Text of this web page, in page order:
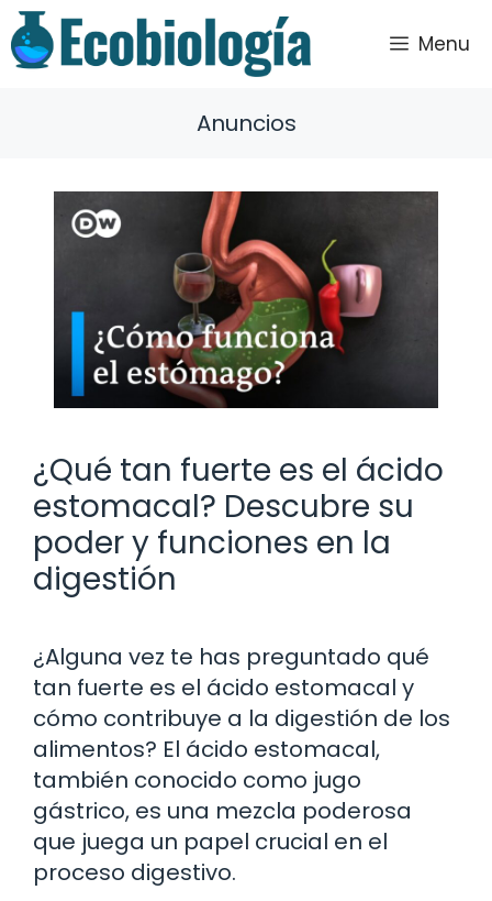
Saltar
al
contenido
Menu
Anuncios
¿Qué tan fuerte es el ácido
estomacal? Descubre su
poder y funciones en la
digestión
¿Alguna vez te has preguntado qué
tan fuerte es el ácido estomacal y
cómo contribuye a la digestión de los
alimentos? El ácido estomacal,
también conocido como jugo
gástrico, es una mezcla poderosa
que juega un papel crucial en el
proceso digestivo.